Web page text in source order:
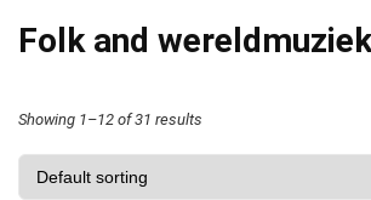
Folk and wereldmuziek
Showing 1–12 of 31 results